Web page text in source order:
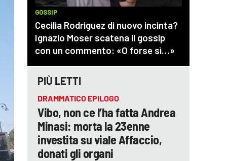
PIÙ LETTI
DRAMMATICO EPILOGO
Vibo, non ce l’ha fatta Andrea
Minasi: morta la 23enne
investita su viale Affaccio,
donati gli organi